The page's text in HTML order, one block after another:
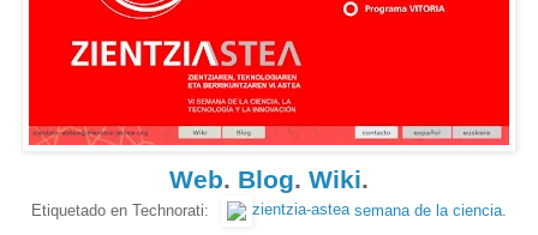
Web. Blog. Wiki.
Etiquetado en Technorati: zientzia-astea semana de la ciencia.